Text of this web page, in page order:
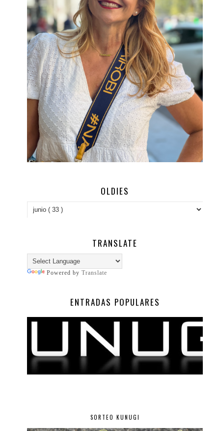
OLDIES
TRANSLATE
Powered by Translate
ENTRADAS POPULARES
SORTEO KUNUGI